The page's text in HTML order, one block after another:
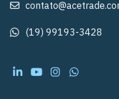
(19) 99193-3428